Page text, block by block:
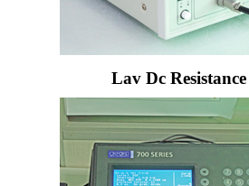
Lav Dc Resistance